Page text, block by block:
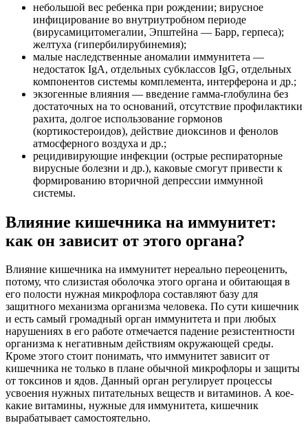
небольшой вес ребенка при рождении; вирусное
инфицирование во внутриутробном периоде
(вирусамицитомегалии, Эпштейна — Барр, герпеса);
желтуха (гипербилирубинемия);
малые наследственные аномалии иммунитета —
недостаток IgA, отдельных субклассов IgG, отдельных
компонентов системы комплемента, интерферона и др.;
экзогенные влияния — введение гамма-глобулина без
достаточных на то оснований, отсутствие профилактики
рахита, долгое использование гормонов
(кортикостероидов), действие диоксинов и фенолов
атмосферного воздуха и др.;
рецидивирующие инфекции (острые респираторные
вирусные болезни и др.), каковые смогут привести к
формированию вторичной депрессии иммунной
системы.
Влияние кишечника на иммунитет:
как он зависит от этого органа?
Влияние кишечника на иммунитет нереально переоценить,
потому, что слизистая оболочка этого органа и обитающая в
его полости нужная микрофлора составляют базу для
защитного механизма организма человека. По сути кишечник
и есть самый громадный орган иммунитета и при любых
нарушениях в его работе отмечается падение резистентности
организма к негативным действиям окружающей среды.
Кроме этого стоит понимать, что иммунитет зависит от
кишечника не только в плане обычной микрофлоры и защиты
от токсинов и ядов. Данный орган регулирует процессы
усвоения нужных питательных веществ и витаминов. А кое-
какие витамины, нужные для иммунитета, кишечник
вырабатывает самостоятельно.